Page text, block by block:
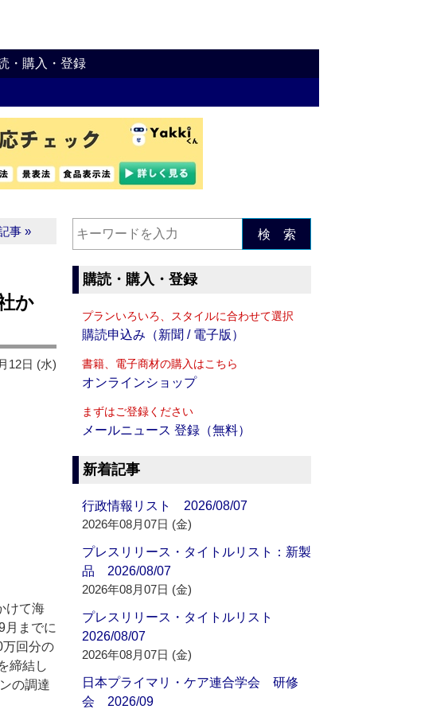
・購入・登録
事 »
か
12日 (水)
けて海
月までに
回分の
締結し
の調達
検 索
購読・購入・登録
プランいろいろ、スタイルに合わせて選択
購読申込み（新聞 / 電子版）
書籍、電子商材の購入はこちら
オンラインショップ
まずはご登録ください
メールニュース 登録（無料）
新着記事
行政情報リスト 2026/08/07
2026年08月07日 (金)
プレスリリース・タイトルリスト：新製
品 2026/08/07
2026年08月07日 (金)
プレスリリース・タイトルリスト
2026/08/07
2026年08月07日 (金)
日本プライマリ・ケア連合学会 研修
会 2026/09